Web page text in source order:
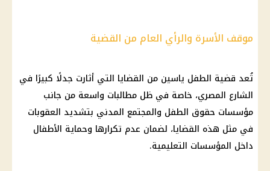
موقف الأسرة والرأي العام من القضية
تُعد قضية الطفل ياسين من القضايا التي أثارت جدلًا كبيرًا في
الشارع المصري، خاصة في ظل مطالبات واسعة من جانب
مؤسسات حقوق الطفل والمجتمع المدني بتشديد العقوبات
في مثل هذه القضايا، لضمان عدم تكرارها وحماية الأطفال
داخل المؤسسات التعليمية.